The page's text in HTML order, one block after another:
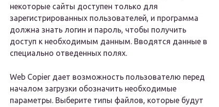
некоторые сайты доступен только для
зарегистрированных пользователей, и программа
должна знать логин и пароль, чтобы получить
доступ к необходимым данным. Вводятся данные в
специально отведенных полях.
Web Copier дает возможность пользователю перед
началом загрузки обозначить необходимые
параметры. Выберите типы файлов, которые будут